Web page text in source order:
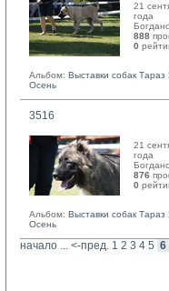
21
года
888
0
Альбом: Выставки собак Тараз
Осень
3516
21
года
876
0
Альбом: Выставки собак Тараз
Осень
начало ... <-пред. 1 2 3 4 5 6